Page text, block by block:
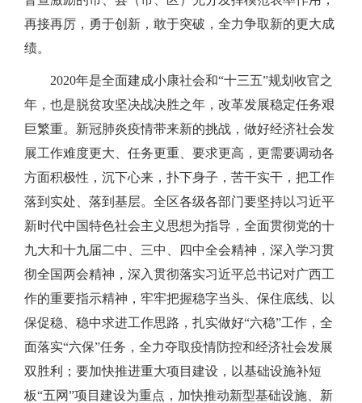
再接再厉，勇于创新，敢于突破，全力争取新的更大成
绩。
2020年是全面建成小康社会和“十三五”规划收官之
年，也是脱贫攻坚决战决胜之年，改革发展稳定任务艰
巨繁重。新冠肺炎疫情带来新的挑战，做好经济社会发
展工作难度更大、任务更重、要求更高，更需要调动各
方面积极性，沉下心来，扑下身子，苦干实干，把工作
落到实处、落到基层。全区各级各部门要坚持以习近平
新时代中国特色社会主义思想为指导，全面贯彻党的十
九大和十九届二中、三中、四中全会精神，深入学习贯
彻全国两会精神，深入贯彻落实习近平总书记对广西工
作的重要指示精神，牢牢把握稳字当头、保住底线、以
保促稳、稳中求进工作思路，扎实做好“六稳”工作，全
面落实“六保”任务，全力夺取疫情防控和经济社会发展
双胜利；要加快推进重大项目建设，以基础设施补短
板“五网”项目建设为重点，加快推动新型基础设施、新